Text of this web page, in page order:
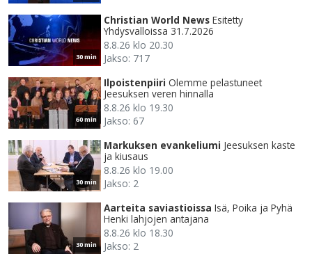
30 min
Christian World News Esitetty
Yhdysvalloissa 31.7.2026
8.8.26 klo 20.30
Jakso: 717
60 min
Ilpoistenpiiri Olemme pelastuneet
Jeesuksen veren hinnalla
8.8.26 klo 19.30
Jakso: 67
30 min
Markuksen evankeliumi Jeesuksen kaste
ja kiusaus
8.8.26 klo 19.00
Jakso: 2
30 min
Aarteita saviastioissa Isä, Poika ja Pyhä
Henki lahjojen antajana
8.8.26 klo 18.30
Jakso: 2